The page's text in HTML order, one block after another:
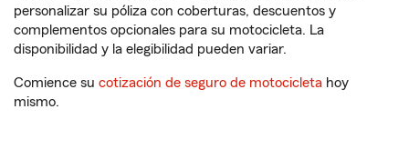
personalizar su póliza con coberturas, descuentos y
complementos opcionales para su motocicleta. La
disponibilidad y la elegibilidad pueden variar.
Comience su cotización de seguro de motocicleta hoy
mismo.